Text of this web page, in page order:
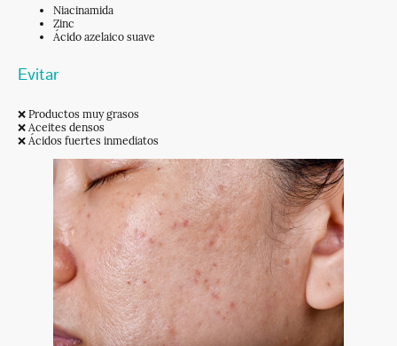
Niacinamida
Zinc
Ácido azelaico suave
Evitar
❌ Productos muy grasos
❌ Aceites densos
❌ Ácidos fuertes inmediatos